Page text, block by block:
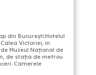
din București.Hotelul
Victoriei, în
Muzeul Naţional de
de staţia de metrou
Camerele